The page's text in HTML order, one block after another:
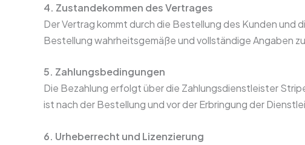
4. Zustandekommen des Vertrages
Der Vertrag kommt durch die Bestellung des Kunden
Bestellung wahrheitsgemäße und vollständige Angaben
5. Zahlungsbedingungen
Die Bezahlung erfolgt über die Zahlungsdienstleister
ist nach der Bestellung und vor der Erbringung der
6. Urheberrecht und Lizenzierung